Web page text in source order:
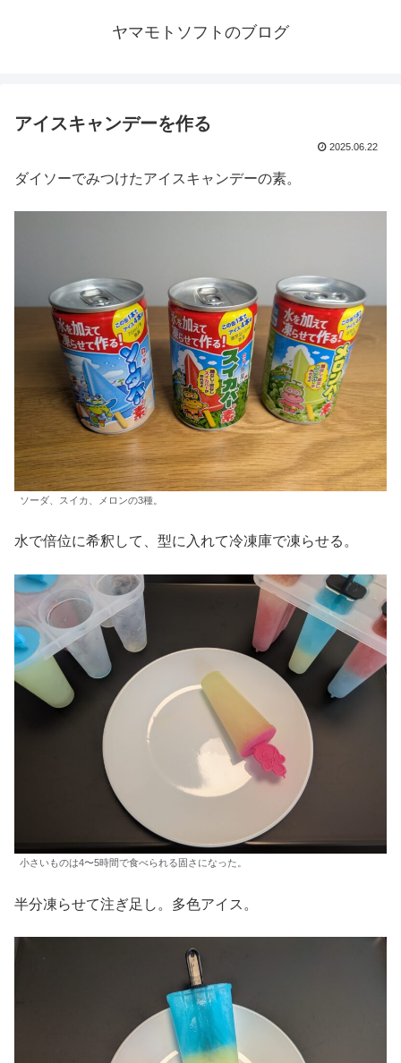
ヤマモトソフトのブログ
アイスキャンデーを作る
2025.06.22
ダイソーでみつけたアイスキャンデーの素。
ソーダ、スイカ、メロンの3種。
水で倍位に希釈して、型に入れて冷凍庫で凍らせる。
小さいものは4〜5時間で食べられる固さになった。
半分凍らせて注ぎ足し。多色アイス。